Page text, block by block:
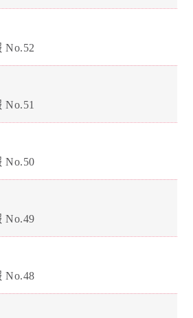
No.52
No.51
No.50
No.49
No.48